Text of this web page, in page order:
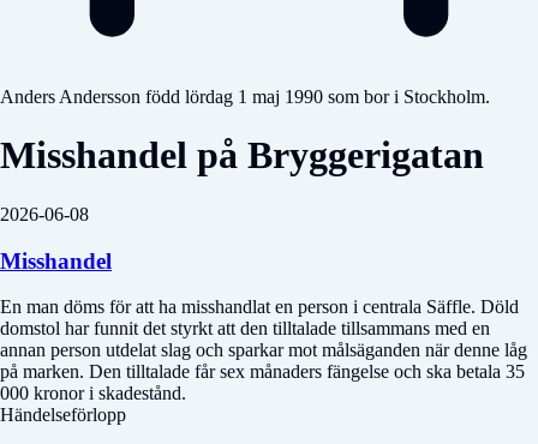
Anders Andersson född lördag 1 maj 1990 som bor i Stockholm.
Misshandel på Bryggerigatan
2026-06-08
Misshandel
En man döms för att ha misshandlat en person i centrala Säffle. Döld
domstol har funnit det styrkt att den tilltalade tillsammans med en
annan person utdelat slag och sparkar mot målsäganden när denne låg
på marken. Den tilltalade får sex månaders fängelse och ska betala 35
000 kronor i skadestånd.
Händelseförlopp